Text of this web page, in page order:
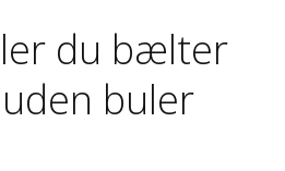
du bælter
buler